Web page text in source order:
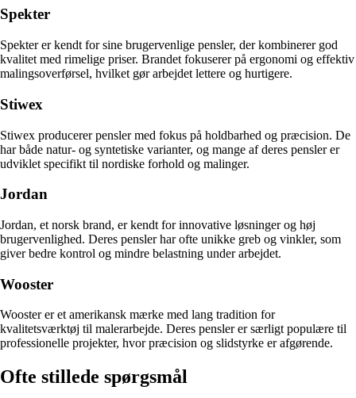
Spekter
Spekter er kendt for sine brugervenlige pensler, der kombinerer god
kvalitet med rimelige priser. Brandet fokuserer på ergonomi og effektiv
malingsoverførsel, hvilket gør arbejdet lettere og hurtigere.
Stiwex
Stiwex producerer pensler med fokus på holdbarhed og præcision. De
har både natur- og syntetiske varianter, og mange af deres pensler er
udviklet specifikt til nordiske forhold og malinger.
Jordan
Jordan, et norsk brand, er kendt for innovative løsninger og høj
brugervenlighed. Deres pensler har ofte unikke greb og vinkler, som
giver bedre kontrol og mindre belastning under arbejdet.
Wooster
Wooster er et amerikansk mærke med lang tradition for
kvalitetsværktøj til malerarbejde. Deres pensler er særligt populære til
professionelle projekter, hvor præcision og slidstyrke er afgørende.
Ofte stillede spørgsmål